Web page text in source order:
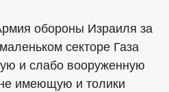
обороны Израиля за
секторе Газа
и слабо вооруженную
имеющую и толики